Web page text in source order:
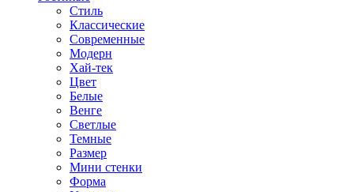
Стиль
Классические
Современные
Модерн
Хай-тек
Цвет
Белые
Венге
Светлые
Темные
Размер
Мини стенки
Форма